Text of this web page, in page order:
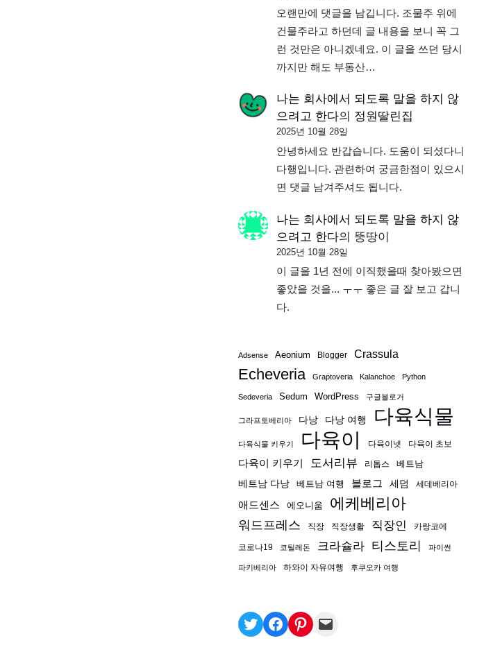
오랜만에 댓글을 남깁니다. 조물주 위에
건물주라고 하던데 글 내용을 보니 꼭 그
런 것만은 아니겠네요. 이 글을 쓰던 당시
까지만 해도 부동산…
나는 회사에서 되도록 말을 하지 않
으려고 한다의 정원딸린집
2025년 10월 28일
안녕하세요 반갑습니다. 도움이 되셨다니
다행입니다. 관련하여 궁금한점이 있으시
면 댓글 남겨주셔도 됩니다.
나는 회사에서 되도록 말을 하지 않
으려고 한다의 뚱땅이
2025년 10월 28일
이 글을 1년 전에 이직했을때 찾아봤으면
좋았을 것을... ㅜㅜ 좋은 글 잘 보고 갑니
다.
Adsense Aeonium Blogger Crassula
Echeveria Graptoveria Kalanchoe Python
Sedeveria Sedum WordPress 구글블로거
그라프토베리아 다낭 다낭 여행 다육식물
다육식물 키우기 다육이 다육이넷 다육이 초보
다육이 키우기 도서리뷰 리톱스
베트남
베트남 다낭
베트남 여행 블로그 세덤 세데베리아
애드센스 에오니움 에케베리아
워드프레스 직장 직장생활 직장인 카랑코에
코로나19 코틸레돈 크라슐라 티스토리 파이썬
파키베리아 하와이 자유여행 후쿠오카 여행